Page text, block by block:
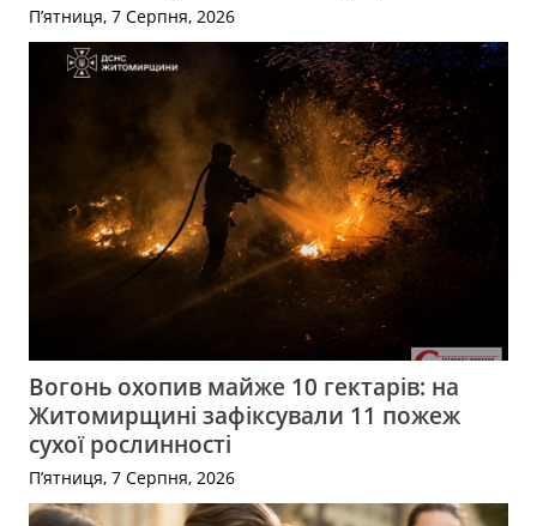
П’ятниця, 7 Серпня, 2026
Вогонь охопив майже 10 гектарів: на
Житомирщині зафіксували 11 пожеж
сухої рослинності
П’ятниця, 7 Серпня, 2026